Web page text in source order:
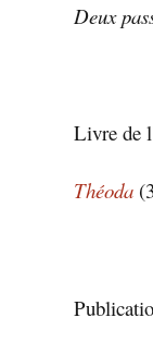
Deux
Livre de
Théoda